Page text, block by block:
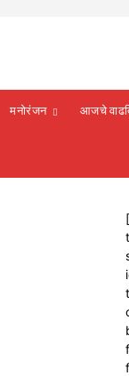
मनोरंजन आजचे